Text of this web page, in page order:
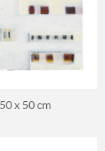
x 50 cm